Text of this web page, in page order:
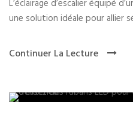
L’éclairage d’escalier équipé
une solution idéale pour allier
Continuer La Lecture